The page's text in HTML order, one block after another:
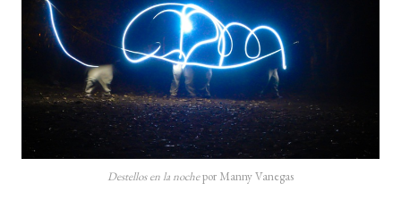
Destellos en la nochepor Manny Vanegas